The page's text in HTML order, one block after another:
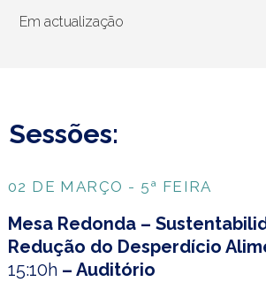
Em actualização
Sessões:
02 DE MARÇO - 5ª FEIRA
Mesa Redonda –
Redução do Desperdício
15:10h– Auditório